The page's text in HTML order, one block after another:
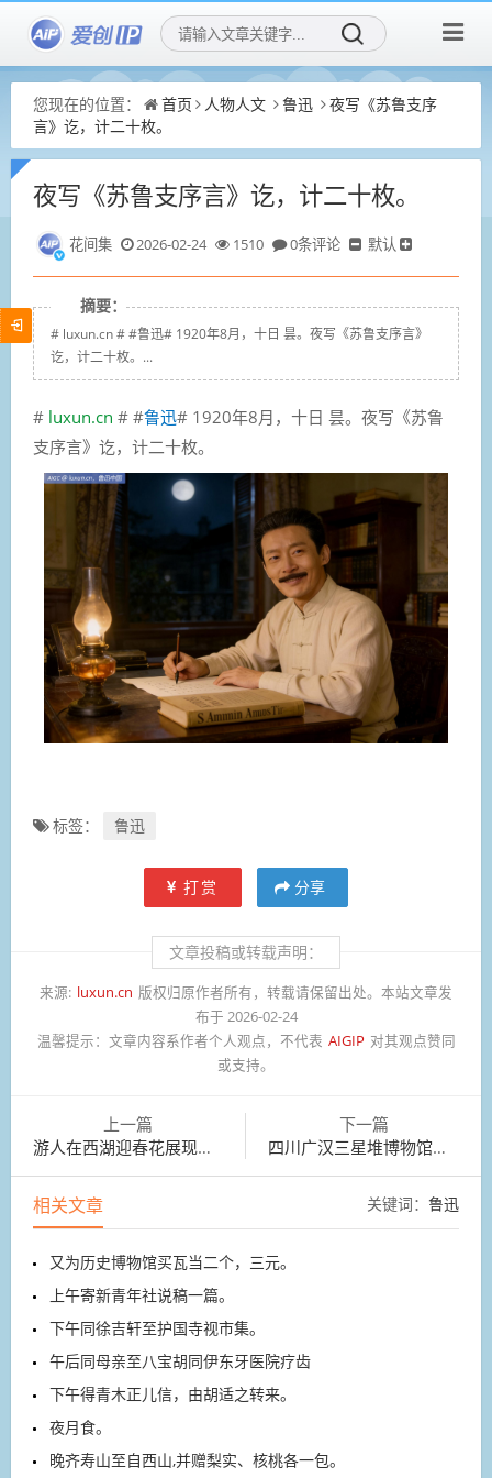
您现在的位置： 首页 人物人文 鲁迅
夜写《苏鲁支序
言》讫，计二十枚。
夜写《苏鲁支序言》讫，计二十枚。
花间集 2026-02-24 1510 0条评论 默认
摘要：
# luxun.cn # #鲁迅# 1920年8月，十日 昙。夜写《苏鲁支序言》
讫，计二十枚。...
# luxun.cn # #鲁迅# 1920年8月，十日 昙。夜写《苏鲁
支序言》讫，计二十枚。
标签： 鲁迅
打赏 分享
文章投稿或转载声明：
来源: luxun.cn 版权归原作者所有，转载请保留出处。本站文章发
布于 2026-02-24
温馨提示： 文章内容系作者个人观点，不代表 AIGIP 对其观点赞同
或支持。
上一篇
游人在西湖迎春花展现场游览
下一篇
四川广汉三星堆博物馆迎来参观热潮
相关文章 关键词： 鲁迅
又为历史博物馆买瓦当二个，三元。
上午寄新青年社说稿一篇。
下午同徐吉轩至护国寺视市集。
午后同母亲至八宝胡同伊东牙医院疗齿
下午得青木正儿信，由胡适之转来。
夜月食。
晚齐寿山至自西山,并赠梨实、核桃各一包。